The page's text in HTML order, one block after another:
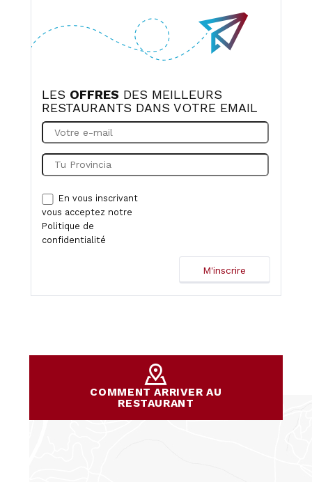
LES OFFRES DES MEILLEURS
RESTAURANTS DANS VOTRE EMAIL
En vous inscrivant
vous acceptez notre
Politique de
confidentialité
COMMENT ARRIVER AU
RESTAURANT